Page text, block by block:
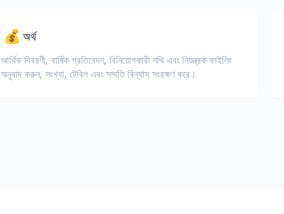
💰 অর্থ
আর্থিক বিবরণী, বার্ষিক প্রতিবেদন, বিনিয়োগকারী নথি এবং নিয়ন্ত্রক ফাইলিং
অনুবাদ করুন, সংখ্যা, টেবিল এবং সম্মতি বিন্যাস সংরক্ষণ করে।